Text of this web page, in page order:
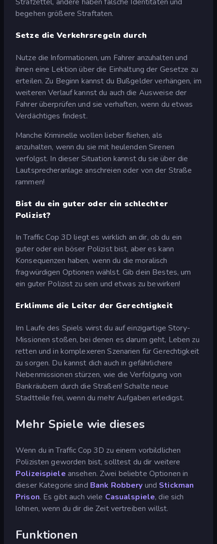
begehen größere Straftaten.
Setze die Verkehrsregeln durch
Nutze die Informationen, um Fahrer anzuhalten und
ihnen eine Lektion über die Einhaltung der Gesetze zu
erteilen. Zu Beginn kannst du Bußgelder verhängen, im
weiteren Verlauf kannst du auch die Ausweise der
Fahrer überprüfen und sie verhaften, wenn du etwas
Verdächtiges findest.
Manche Kriminelle wollen lieber fliehen, als
anzuhalten, wenn du sie mit heulenden Sirenen
verfolgst. In dieser Situation kannst du sie über die
Lautsprecheranlage anschreien oder von der Straße
rammen!
Bist du ein guter oder ein schlechter
Polizist?
In Traffic Cop 3D liegt es wirklich an dir, ob du ein
guter oder ein böser Polizist bist, aber es kann
Konsequenzen haben, wenn du die moralisch
fragwürdigen Optionen wählst. Gib dein Bestes, um
ein guter Polizist zu sein und etwas zu bewirken!
Erklimme die Leiter der Gerechtigkeit
Im Laufe des Spiels wirst du auf einzigartige Story-
Missionen stoßen, bei denen es darum geht, Leben zu
retten und in komplexeren Szenarien für Gerechtigkeit
zu sorgen. Du kannst dich auch in gefährlichere
Nebenmissionen stürzen, wie die Verfolgung von
Bankräubern durch die Straßen! Schalte neue
Stadtteile frei, wenn du mehr Aufgaben erledigst.
Mehr Spiele wie dieses
Wenn du in Traffic Cop 3D zu einem vorbildlichen
Polizisten geworden bist, solltest du dir weitere
Polizeispiele ansehen. Zwei beliebte Optionen in
dieser Kategorie sind Bank Robbery und Stickman
Prison. Es gibt auch viele Casualspiele, die sich
lohnen, wenn du dir die Zeit vertreiben willst.
Funktionen